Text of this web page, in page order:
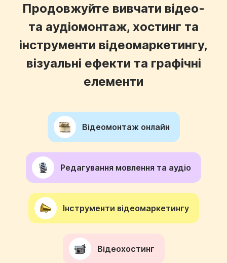
Продовжуйте вивчати відео-
та аудіомонтаж, хостинг та
інструменти відеомаркетингу,
візуальні ефекти та графічні
елементи
Відеомонтаж онлайн
Редагування мовлення та аудіо
Інструменти відеомаркетингу
Відеохостинг